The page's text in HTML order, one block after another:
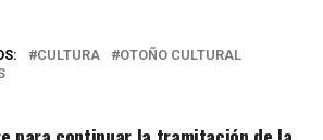
CULTURA
OTOÑO CULTURAL